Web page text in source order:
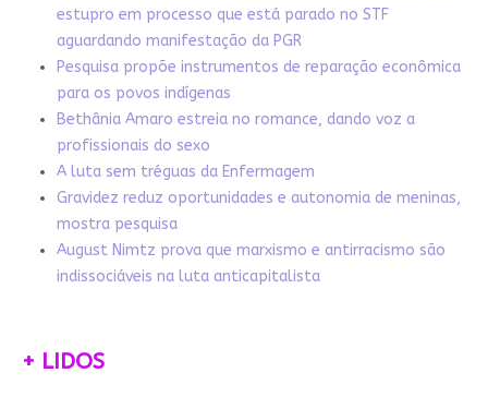
estupro em processo que está parado no STF
aguardando manifestação da PGR
Pesquisa propõe instrumentos de reparação econômica
para os povos indígenas
Bethânia Amaro estreia no romance, dando voz a
profissionais do sexo
A luta sem tréguas da Enfermagem
Gravidez reduz oportunidades e autonomia de meninas,
mostra pesquisa
August Nimtz prova que marxismo e antirracismo são
indissociáveis na luta anticapitalista
+ LIDOS